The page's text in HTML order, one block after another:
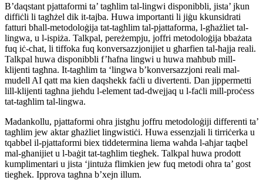
B’daqstant pjattaformi ta’ tagħlim tal-lingwi disponibbli, jista’ jkun
diffiċli li tagħżel dik it-tajba. Huwa importanti li jiġu kkunsidrati
fatturi bħall-metodoloġija tat-tagħlim tal-pjattaforma, l-għażliet tal-
lingwa, u l-ispiża. Talkpal, pereżempju, joffri metodoloġija bbażata
fuq iċ-chat, li tiffoka fuq konversazzjonijiet u għarfien tal-ħajja reali.
Talkpal huwa disponibbli f’ħafna lingwi u huwa maħbub mill-
klijenti tagħna. It-tagħlim ta ‘lingwa b’konversazzjoni reali mal-
mudell AI qatt ma kien daqshekk faċli u divertenti. Dan jippermetti
lill-klijenti tagħna jieħdu l-element tad-dwejjaq u l-faċli mill-proċess
tat-tagħlim tal-lingwa.
Madankollu, pjattaformi oħra jistgħu joffru metodoloġiji differenti ta’
tagħlim jew aktar għażliet lingwistiċi. Huwa essenzjali li tirriċerka u
tqabbel il-pjattaformi biex tiddetermina liema waħda l-aħjar taqbel
mal-għanijiet u l-baġit tat-tagħlim tiegħek. Talkpal huwa prodott
kumplimentari u jista ‘jintuża flimkien jew fuq metodi oħra ta’ gost
tiegħek. Ipprova tagħna b’xejn illum.